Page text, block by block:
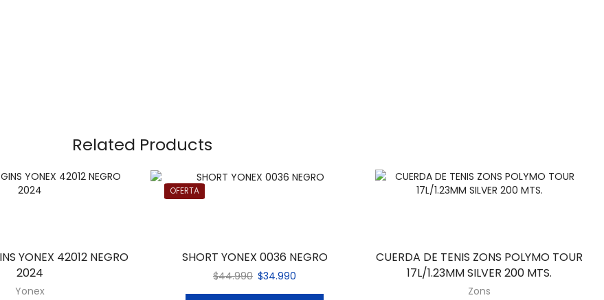
Related Products
YONEX 42012 NEGRO
2024
Yonex
OFERTA
SHORT YONEX 0036 NEGRO
$44.990 $34.990
CUERDA DE TENIS ZONS POLYMO TOUR
17L/1.23MM SILVER 200 MTS.
Zons